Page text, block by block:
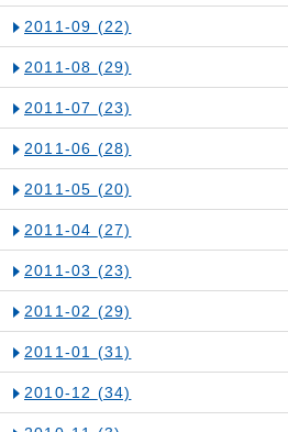
2011-09 (22)
2011-08 (29)
2011-07 (23)
2011-06 (28)
2011-05 (20)
2011-04 (27)
2011-03 (23)
2011-02 (29)
2011-01 (31)
2010-12 (34)